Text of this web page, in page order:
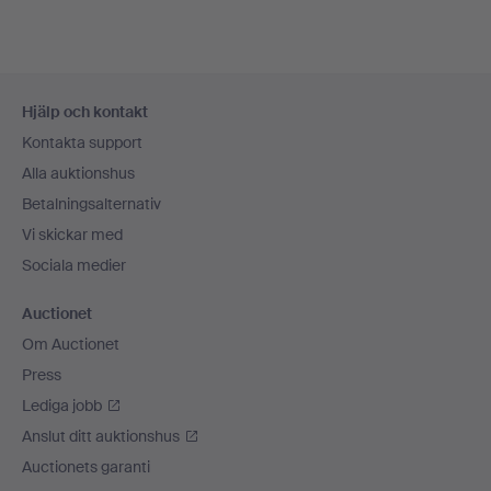
Hjälp och kontakt
Kontakta support
Alla auktionshus
Betalningsalternativ
Vi skickar med
Sociala medier
Auctionet
Om Auctionet
Press
Lediga jobb
Anslut ditt auktionshus
Auctionets garanti